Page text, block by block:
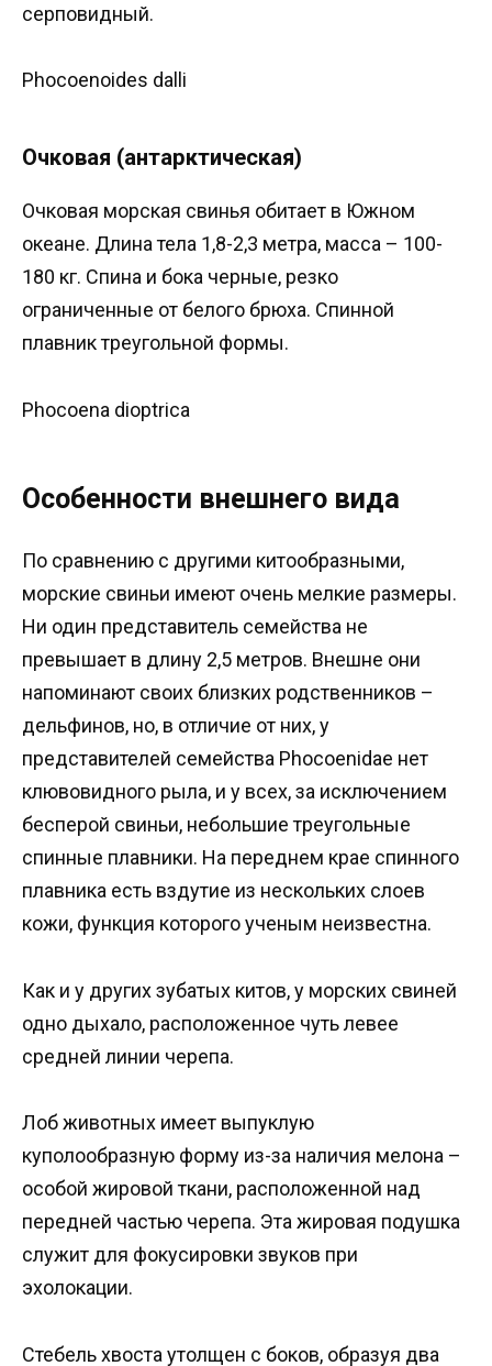
серповидный.
Phocoenoides dalli
Очковая (антарктическая)
Очковая морская свинья обитает в Южном
океане. Длина тела 1,8-2,3 метра, масса – 100-
180 кг. Спина и бока черные, резко
ограниченные от белого брюха. Спинной
плавник треугольной формы.
Phocoena dioptrica
Особенности внешнего вида
По сравнению с другими китообразными,
морские свиньи имеют очень мелкие размеры.
Ни один представитель семейства не
превышает в длину 2,5 метров. Внешне они
напоминают своих близких родственников –
дельфинов, но, в отличие от них, у
представителей семейства Phocoenidae нет
клювовидного рыла, и у всех, за исключением
бесперой свиньи, небольшие треугольные
спинные плавники. На переднем крае спинного
плавника есть вздутие из нескольких слоев
кожи, функция которого ученым неизвестна.
Как и у других зубатых китов, у морских свиней
одно дыхало, расположенное чуть левее
средней линии черепа.
Лоб животных имеет выпуклую
куполообразную форму из-за наличия мелона –
особой жировой ткани, расположенной над
передней частью черепа. Эта жировая подушка
служит для фокусировки звуков при
эхолокации.
Стебель хвоста утолщен с боков, образуя два